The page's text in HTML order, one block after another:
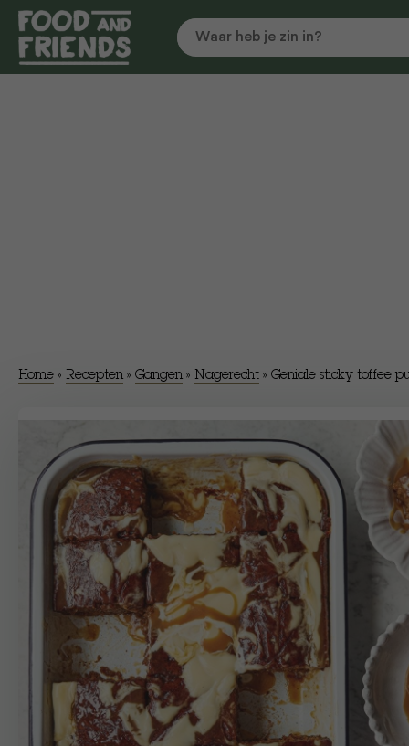
Home » Recepten » Gangen » Nagerecht » Geniale sticky toffee